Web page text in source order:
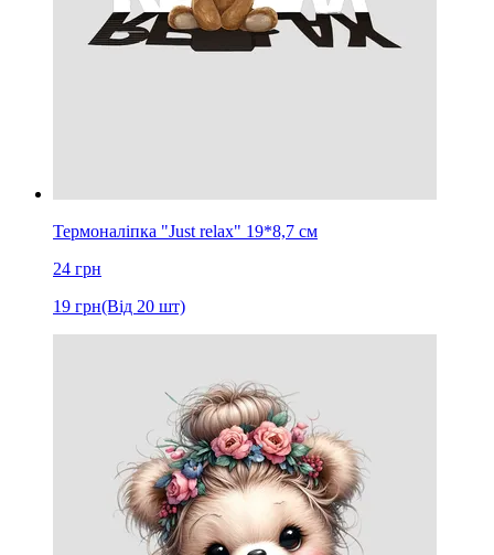
Термоналіпка "Just relax" 19*8,7 см
24 грн
19 грн(Від 20 шт)